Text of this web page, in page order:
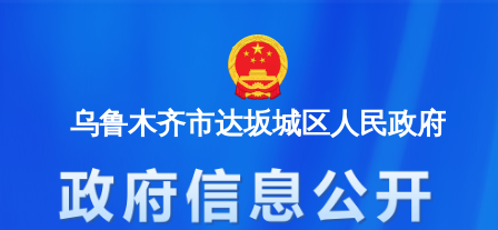
乌鲁木齐市达坂城区人民政府